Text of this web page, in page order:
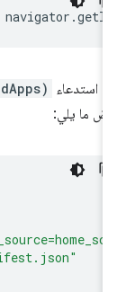
navigator.
استدعاء
ما يلي: